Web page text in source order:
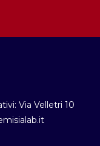
Via Velletri 10